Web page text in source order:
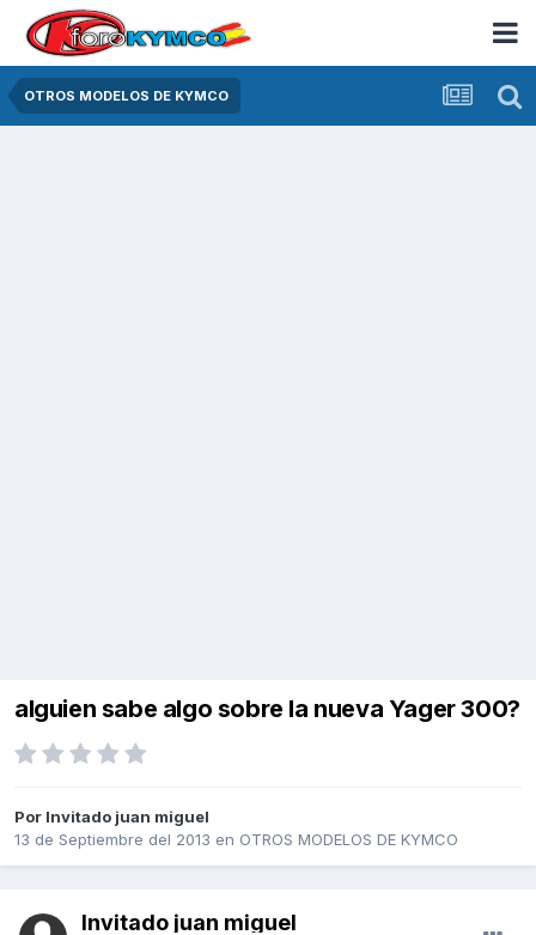
OTROS MODELOS DE KYMCO
alguien sabe algo sobre la nueva Yager 300?
Por Invitado juan miguel
13 de Septiembre del 2013 en OTROS MODELOS DE KYMCO
Invitado juan miguel